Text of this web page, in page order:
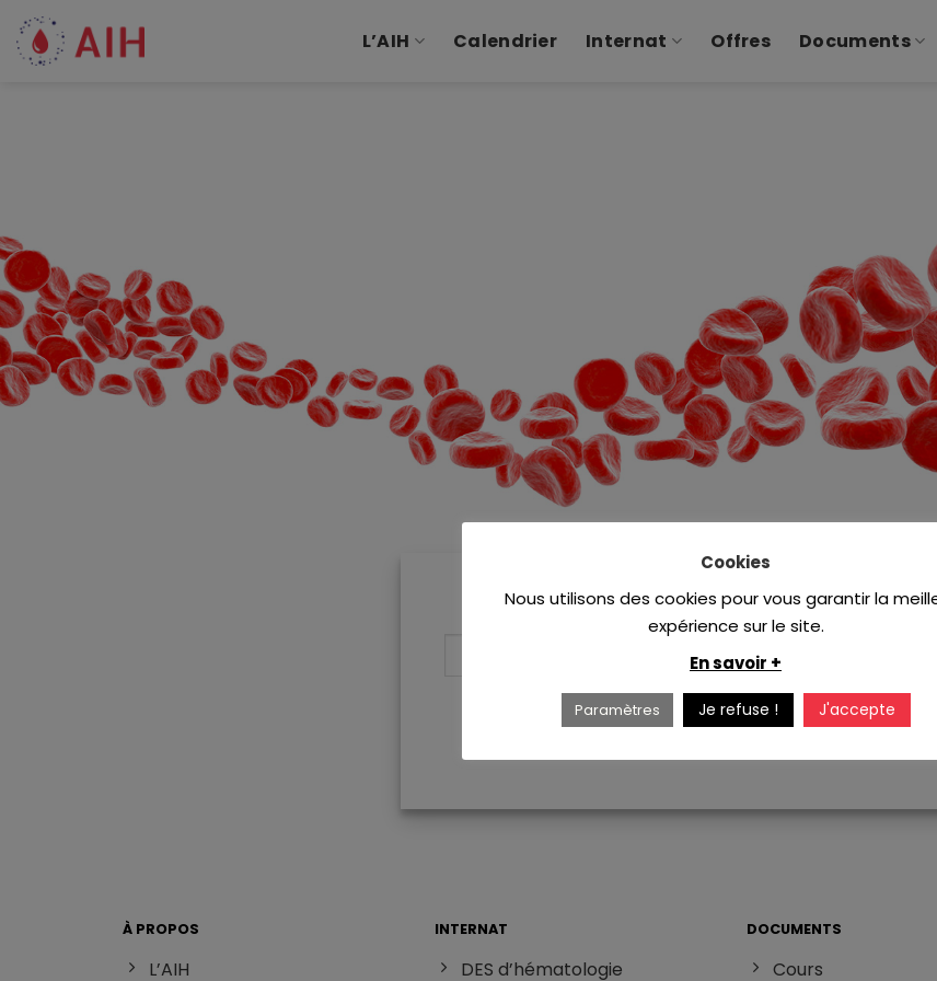
Passer
au
contenu
L’AIH Calendrier Internat Offres Documents
Adresse e-mail
À PROPOS
L’AIH
INTERNAT
DES d’hématologie
DOCUMENTS
Cours
Cookies
Nous utilisons des cookies pour vous garantir la
expérience sur le site.
En savoir +
Paramètres Je refuse ! J'accepte